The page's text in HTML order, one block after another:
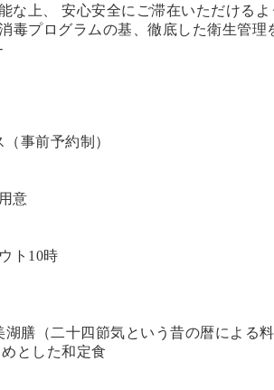
な上、 安心安全にご滞在いただけるよ
毒プログラムの基、徹底した衛生管理
事前予約制）
意
ト10時
膳（二十四節気という昔の暦による料
とした和定食